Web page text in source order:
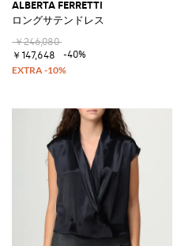
ALBERTA FERRETTI
ロングサテンドレス
￥246,080
￥147,648
-40%